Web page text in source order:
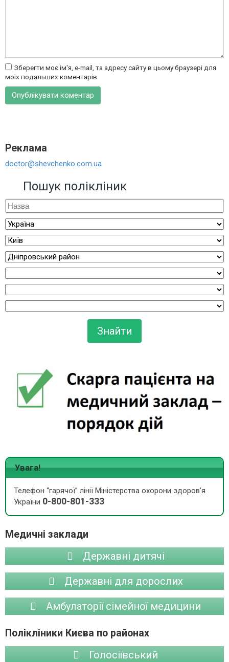
Зберегти моє ім'я, e-mail, та адресу сайту в цьому браузері для
моїх подальших коментарів.
Реклама
doctor@shevchenko.com.ua
Пошук полікліник
Увага!
Телефон “гарячої” лінії Міністерства охорони здоров’я
України 0-800-801-333
Медичні заклади
Державні дитячі
Державні для дорослих
Амбулаторії сімейної медицини
Полікліники Києва по районах
Голосіївський